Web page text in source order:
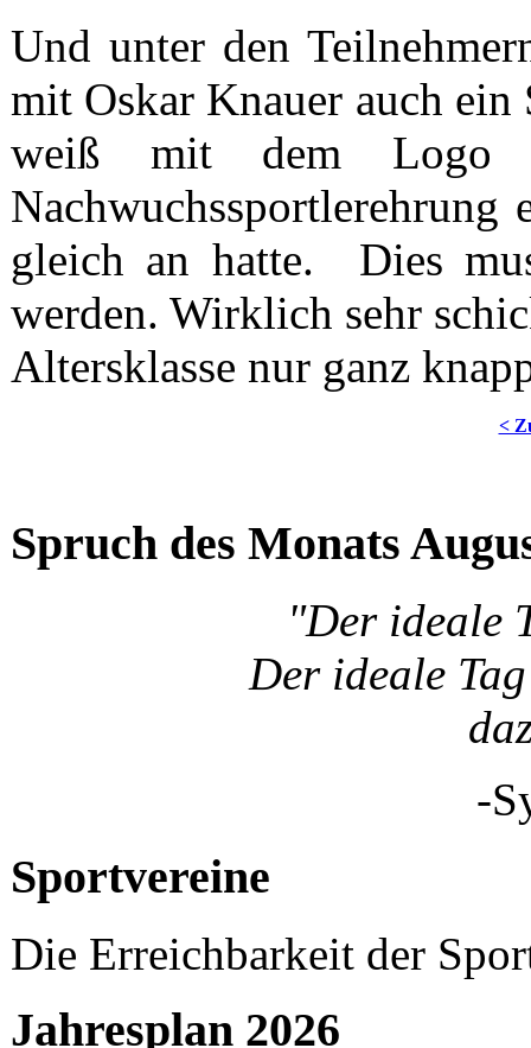
Und unter den
mit Oskar Knauer auch ein
weiß mit dem
gleich an hatte. Dies
werden. Wirklich sehr
Altersklasse nur ganz
<
Spruch des Monats
"Der ideale
Der ideale
-
Sportvereine
Die Erreichbarkeit der
Jahresplan 2026